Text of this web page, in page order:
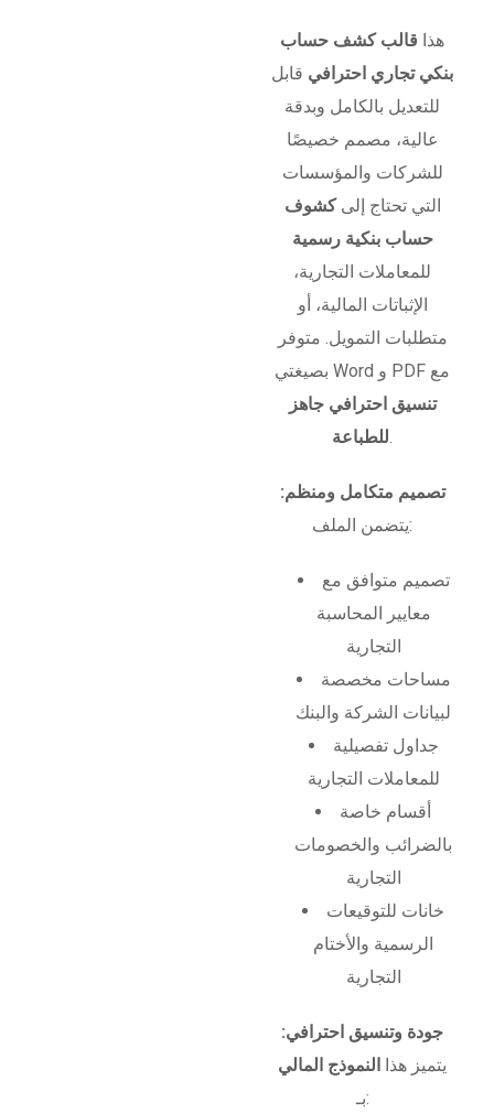
هذا قالب كشف حساب
بنكي تجاري احترافي قابل
للتعديل بالكامل وبدقة
عالية، مصمم خصيصًا
للشركات والمؤسسات
التي تحتاج إلىكشوف
حساب بنكية رسمية
للمعاملات التجارية،
الإثباتات المالية، أو
متطلبات التمويل. متوفر
بصيغتي Word و PDF مع
تنسيق احترافي جاهز
للطباعة.
تصميم متكامل ومنظم:
يتضمن الملف:
تصميم متوافق مع
معايير المحاسبة
التجارية
مساحات مخصصة
لبيانات الشركة والبنك
جداول تفصيلية
للمعاملات التجارية
أقسام خاصة
بالضرائب والخصومات
التجارية
خانات للتوقيعات
الرسمية والأختام
التجارية
جودة وتنسيق احترافي:
يتميز هذا
النموذج المالي
بـ: